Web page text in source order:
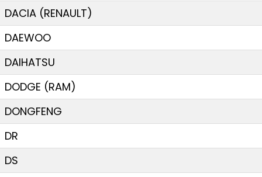
DACIA (RENAULT)
DAEWOO
DAIHATSU
DODGE (RAM)
DONGFENG
DR
DS